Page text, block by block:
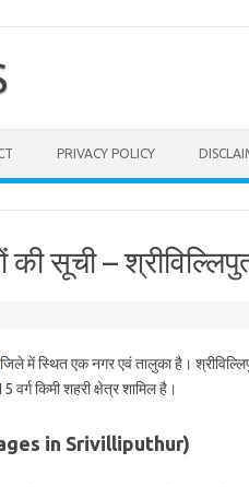
PRIVACY POLICY
की सूची –
में स्थित एक नगर एवं तालुका है।
वर्ग किमी शहरी क्षेत्र शामिल है।
in Srivilliputhur)